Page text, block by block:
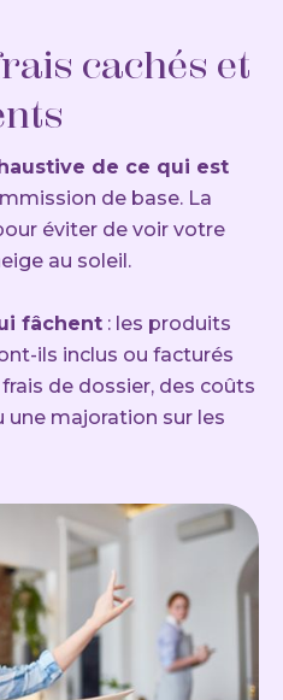
cachés et
de ce qui est
de base. La
éviter de voir votre
au soleil.
fâchent : les produits
ils inclus ou facturés
de dossier, des coûts
une majoration sur les